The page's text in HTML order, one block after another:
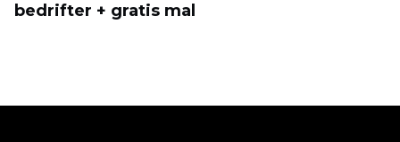
bedrifter + gratis mal